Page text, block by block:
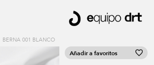
BERNA 001 BLANCO
Añadir a favoritos